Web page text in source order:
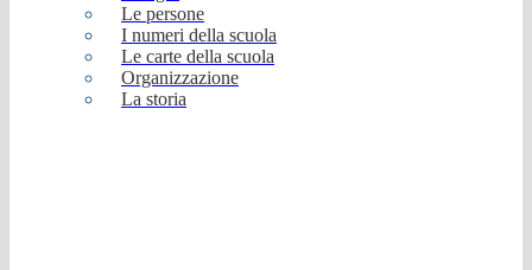
Le persone
I numeri della scuola
Le carte della scuola
Organizzazione
La storia